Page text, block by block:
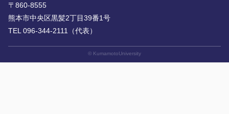
〒860-8555
熊本市中央区黒髪2丁目39番1号
TEL 096-344-2111（代表）
© KumamotoUniversity